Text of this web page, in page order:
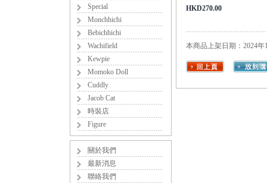
Special
Monchhichi
Bebichhichi
Wachifield
Kewpie
Momoko Doll
Cuddly
Jacob Cat
時裝店
Figure
關於我們
最新消息
聯絡我們
HKD270.00
本商品上架日期：2024年